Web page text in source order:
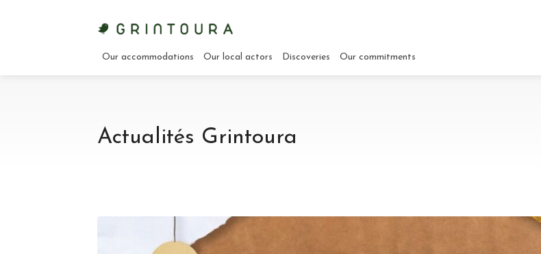
Our accommodations Our local actors Discoveries Our commitments
Actualités Grintoura